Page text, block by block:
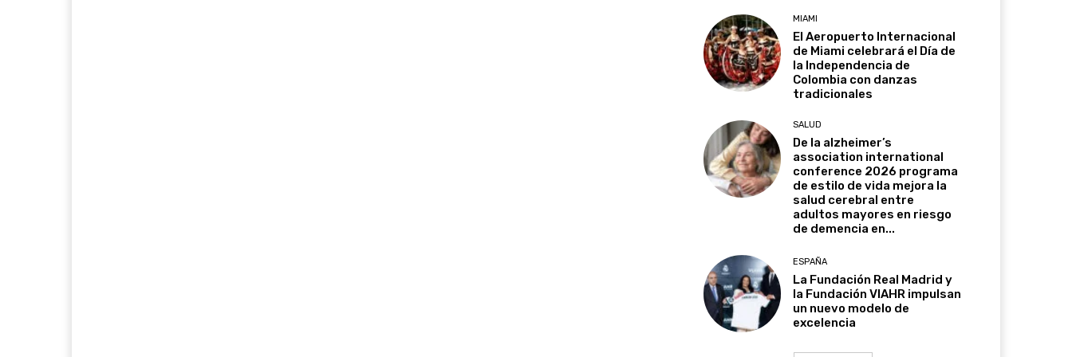
MIAMI
El Aeropuerto Internacional
de Miami celebrará el Día de
la Independencia de
Colombia con danzas
tradicionales
SALUD
De la alzheimer’s
association international
conference 2026 programa
de estilo de vida mejora la
salud cerebral entre
adultos mayores en riesgo
de demencia en...
ESPAÑA
La Fundación Real Madrid y
la Fundación VIAHR impulsan
un nuevo modelo de
excelencia